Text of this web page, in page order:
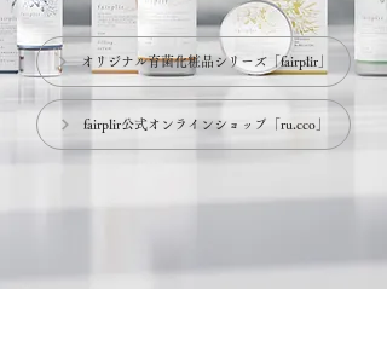
オリジナル育菌化粧品シリーズ「fairplir」
fairplir公式オンラインショップ「ru.cco」